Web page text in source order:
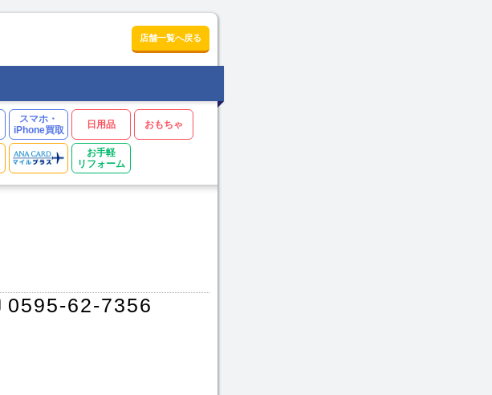
店舗一覧へ戻る
スマホ・
iPhone買取
日用品 おもちゃ
お手軽
リフォーム
0595-62-7356